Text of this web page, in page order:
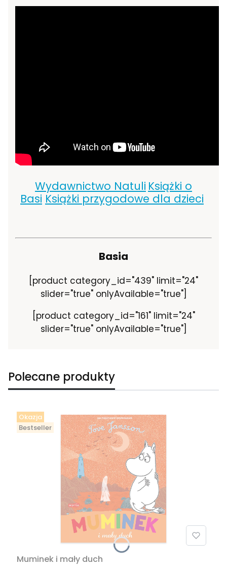
Wydawnictwo Natuli Książki o
Basi Książki przygodowe dla dzieci
Basia
[product category_id="439" limit="24"
slider="true" onlyAvailable="true"]
[product category_id="161" limit="24"
slider="true" onlyAvailable="true"]
Polecane produkty
Okazja
Bestseller
Muminek i mały duch